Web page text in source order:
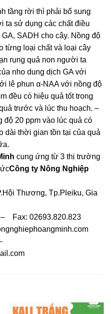
tầng rời thì phải bổ sung
ta sử dụng các chất điều
SADH cho cây. Nồng độ
từng loại chất và loại cây
rụng quả non người ta
nho dung dịch GA với
lê phun α-NAA với nồng độ
đều có hiệu quả tốt trong
trước và lúc thu hoạch. –
20 ppm vào lúc quả có
dài thời gian tồn tại của quả
cung ứng từ 3 thị trường
Công ty Nông Nghiệp
Thương, Tp.Pleiku, Gia
Fax: 02693.820.823